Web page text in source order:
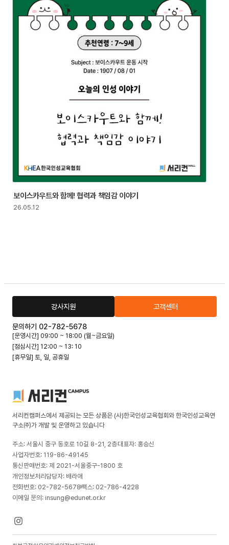
보이스카우트와 함께! 협력과 책임감 이야기
26.05.12
강사지원 고객센터
문의하기 02-782-5678
[운영시간] 09:00 ~ 18:00 (월~금요일)
[점심시간] 12:00 ~ 13: 10
[휴무일] 토, 일, 공휴일
서리컨캠퍼스에서 제공되는 모든 상품은 (사)한국인성교육협회와 한국인성교육연
구소㈜가 개발 및 운영하고 있습니다
주소: 서울시 중구 동호로 10길 8-21, 2층대표자: 홍승신
사업자번호: 119-86-49145
통신판매번호: 제 2021-서울중구-1800 호
개인정보처리담당자: 배라애
전화번호: 02-782-5678팩스: 02-786-4228
이메일 문의: insung@edunet.or.kr